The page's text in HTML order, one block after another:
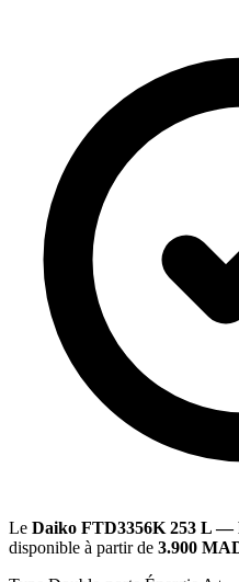
Le Daiko FTD3356K 253 L —
disponible à partir de 3.900